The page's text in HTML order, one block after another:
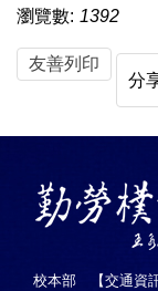
瀏覽數: 1392
友善列印
分
校本部 【交通資